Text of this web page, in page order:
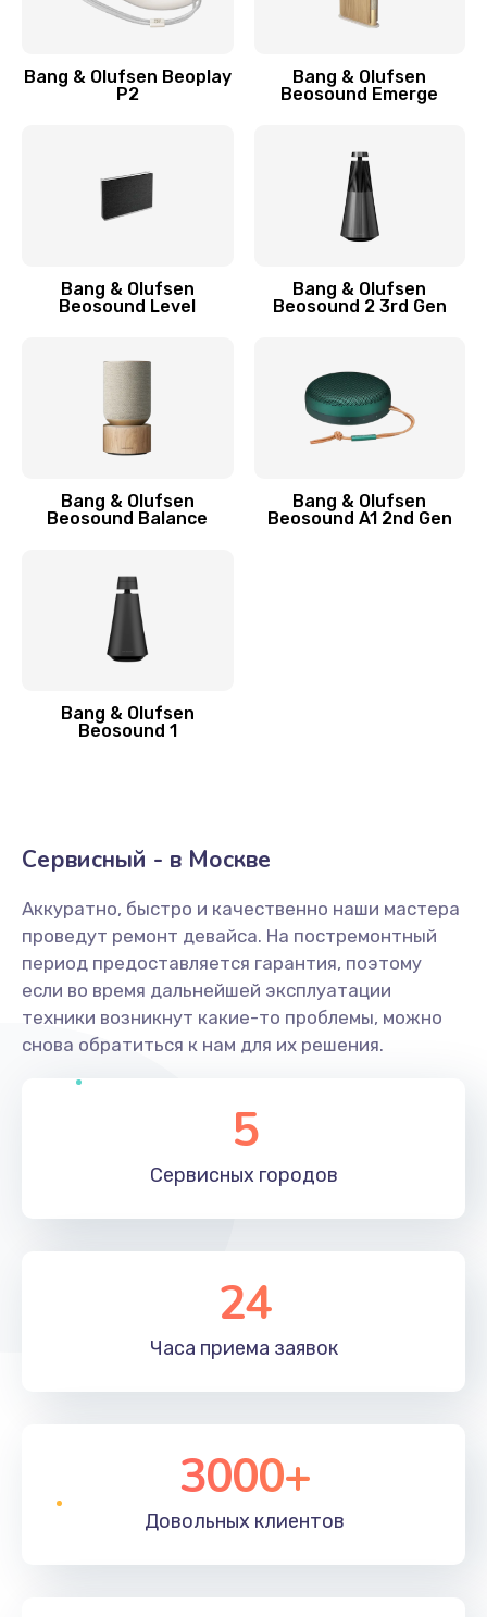
Bang & Olufsen Beoplay
P2
Bang & Olufsen
Beosound Emerge
Bang & Olufsen
Beosound Level
Bang & Olufsen
Beosound 2 3rd Gen
Bang & Olufsen
Beosound Balance
Bang & Olufsen
Beosound A1 2nd Gen
Bang & Olufsen
Beosound 1
Сервисный - в Москве
Аккуратно, быстро и качественно наши мастера
проведут ремонт девайса. На постремонтный
период предоставляется гарантия, поэтому
если во время дальнейшей эксплуатации
техники возникнут какие-то проблемы, можно
снова обратиться к нам для их решения.
5
Сервисных городов
24
Часа приема заявок
3000+
Довольных клиентов